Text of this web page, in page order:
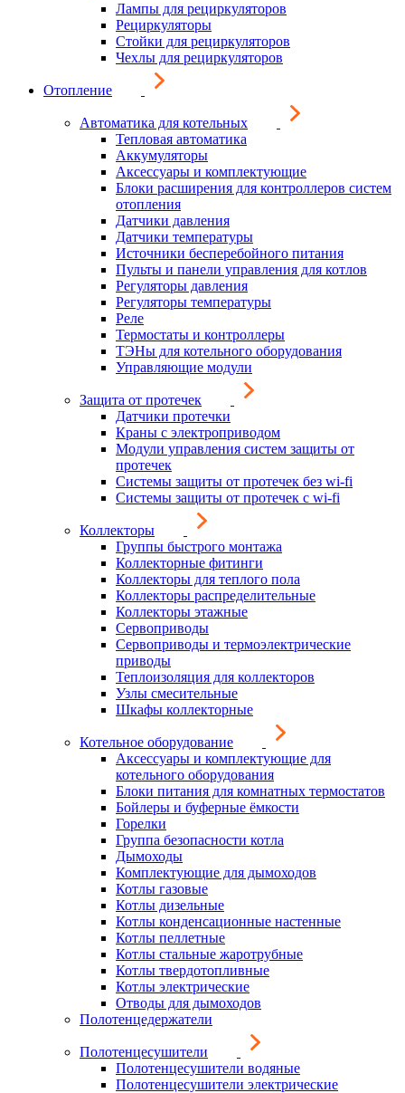
Лампы для рециркуляторов
Рециркуляторы
Стойки для рециркуляторов
Чехлы для рециркуляторов
Отопление
Автоматика для котельных
Тепловая автоматика
Аккумуляторы
Аксессуары и комплектующие
Блоки расширения для контроллеров систем
отопления
Датчики давления
Датчики температуры
Источники бесперебойного питания
Пульты и панели управления для котлов
Регуляторы давления
Регуляторы температуры
Реле
Термостаты и контроллеры
ТЭНы для котельного оборудования
Управляющие модули
Защита от протечек
Датчики протечки
Краны с электроприводом
Модули управления систем защиты от
протечек
Системы защиты от протечек без wi-fi
Системы защиты от протечек с wi-fi
Коллекторы
Группы быстрого монтажа
Коллекторные фитинги
Коллекторы для теплого пола
Коллекторы распределительные
Коллекторы этажные
Сервоприводы
Сервоприводы и термоэлектрические
приводы
Теплоизоляция для коллекторов
Узлы смесительные
Шкафы коллекторные
Котельное оборудование
Аксессуары и комплектующие для
котельного оборудования
Блоки питания для комнатных термостатов
Бойлеры и буферные ёмкости
Горелки
Группа безопасности котла
Дымоходы
Комплектующие для дымоходов
Котлы газовые
Котлы дизельные
Котлы конденсационные настенные
Котлы пеллетные
Котлы стальные жаротрубные
Котлы твердотопливные
Котлы электрические
Отводы для дымоходов
Полотенцедержатели
Полотенцесушители
Полотенцесушители водяные
Полотенцесушители электрические